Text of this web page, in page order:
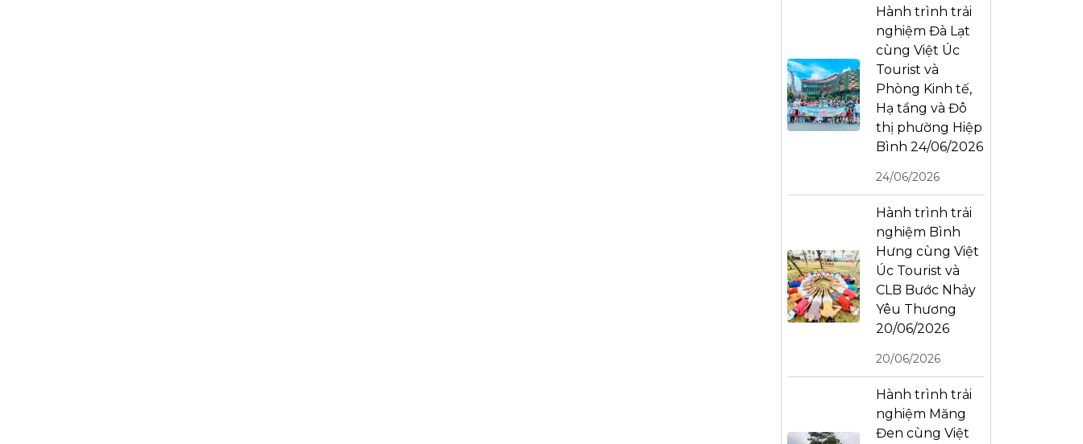
Hành trình trải
nghiệm Đà Lạt
cùng Việt Úc
Tourist và
Phòng Kinh tế,
Hạ tầng và Đô
thị phường Hiệp
Bình 24/06/2026
24/06/2026
Hành trình trải
nghiệm Bình
Hưng cùng Việt
Úc Tourist và
CLB Bước Nhảy
Yêu Thương
20/06/2026
20/06/2026
Hành trình trải
nghiệm Măng
Đen cùng Việt